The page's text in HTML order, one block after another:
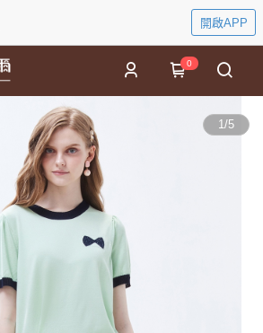
開啟APP
0
1/5